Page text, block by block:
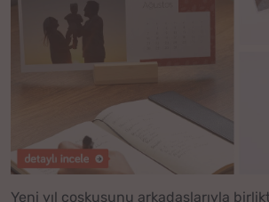
Yeni yıl coşkusunu arkadaşlarıyla